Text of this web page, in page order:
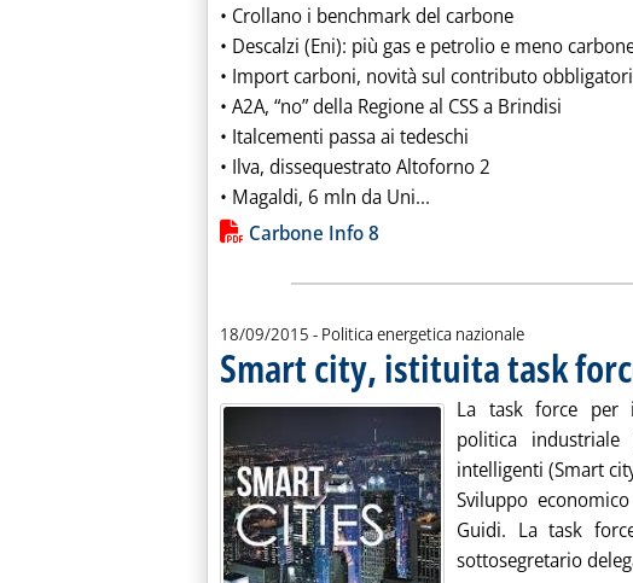
• Crollano i benchmark del carbone
• Descalzi (Eni): più gas e petrolio e meno
• Import carboni, novità sul contributo
• A2A, “no” della Regione al CSS a Brindisi
• Italcementi passa ai tedeschi
• Ilva, dissequestrato Altoforno 2
• Magaldi, 6 mln da Uni...
Lista allegati PDF alla notizia
Carbone Info 8
18/09/2015 - Politica energetica nazionale
Smart city, istituita task
La task force per
politica
intelligenti (Smart
Sviluppo
Guidi. La task
sottosegretario